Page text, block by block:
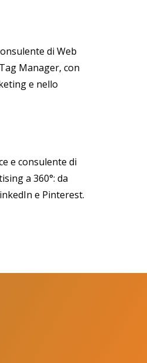
di Web
Manager, con
e nello
e consulente di
a 360°: da
e Pinterest.